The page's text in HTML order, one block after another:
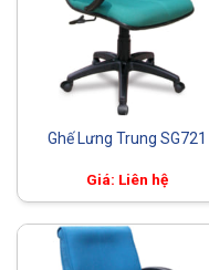
Ghế Lưng Trung SG721
Giá: Liên hệ